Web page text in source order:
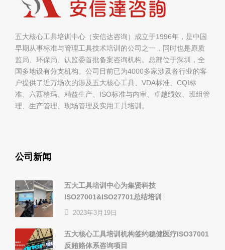
五大核心工具培训中心（安信达咨询）成立于1996年，是中国
早期从事标准与管理工具技术培训的公司之一，同时也是原质
监局、环保局、认监委首批备案咨询机构。总部位于深圳，全
国多地设有分支机构。公司目前已为4000多家涉及各行业的客
户提供了近万场次的涉及五大核心工具、VDA标准、CQI标
准、六西格玛、精益生产、ISO标准与内审、卓越绩效、班组管
理、生产管理、现场管理及实用工具培训。
公司新闻
五大工具培训中心为集贤科技
ISO27001&ISO27701总结培训
2023年3月19日
五大核心工具培训机构签约稳健医疗ISO37001
反贿赂体系咨询项目